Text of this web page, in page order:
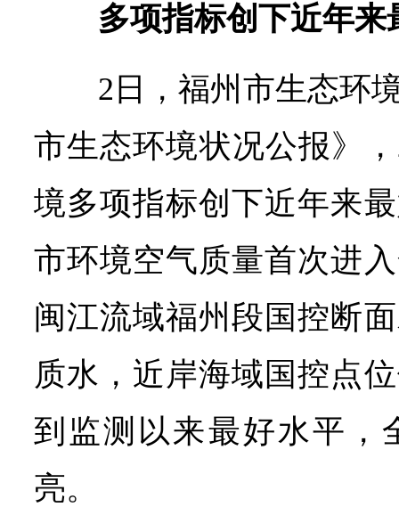
多项指标创下近年来
2日，福州市生态环
市生态环境状况公报》
境多项指标创下近年来
市环境空气质量首次进
闽江流域福州段国控断
质水，近岸海域国控点
到监测以来最好水平，
亮。